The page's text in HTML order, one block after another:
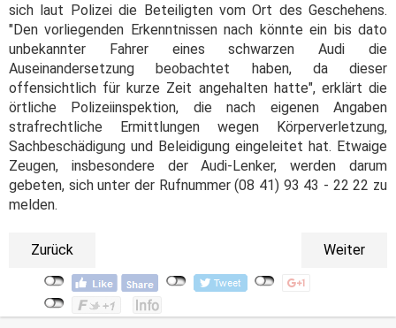
sich laut Polizei die Beteiligten vom Ort des Geschehens.
"Den vorliegenden Erkenntnissen nach könnte ein bis dato
unbekannter Fahrer eines schwarzen Audi die
Auseinandersetzung beobachtet haben, da dieser
offensichtlich für kurze Zeit angehalten hatte", erklärt die
örtliche Polizeiinspektion, die nach eigenen Angaben
strafrechtliche Ermittlungen wegen Körperverletzung,
Sachbeschädigung und Beleidigung eingeleitet hat. Etwaige
Zeugen, insbesondere der Audi-Lenker, werden darum
gebeten, sich unter der Rufnummer (08 41) 93 43 - 22 22 zu
melden.
Zurück Weiter